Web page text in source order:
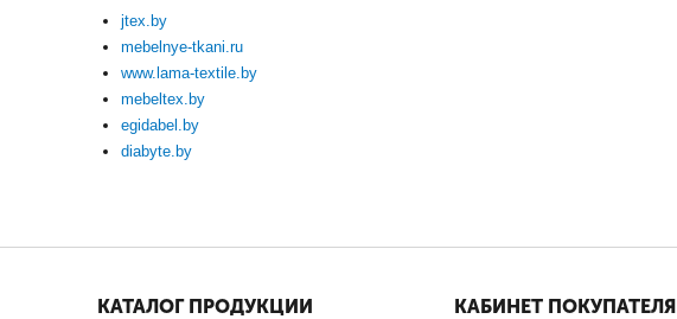
jtex.by
mebelnye-tkani.ru
www.lama-textile.by
mebeltex.by
egidabel.by
diabyte.by
КАТАЛОГ ПРОДУКЦИИ КАБИНЕТ ПОКУПАТЕЛЯ